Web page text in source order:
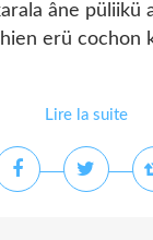
âne
erü
Lire la suite